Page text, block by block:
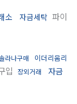
소 자금세탁 파이
라나구매
이더리움리
입 장외거래
자금